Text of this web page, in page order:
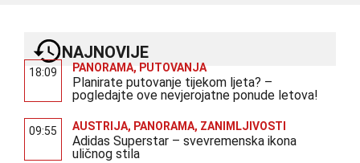
NAJNOVIJE
18:09 PANORAMA, PUTOVANJA
Planirate putovanje tijekom ljeta? –
pogledajte ove nevjerojatne ponude letova!
09:55 AUSTRIJA, PANORAMA, ZANIMLJIVOSTI
Adidas Superstar – svevremenska ikona
uličnog stila